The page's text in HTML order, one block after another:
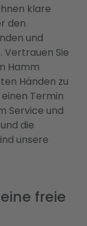
klare
den
und
Sie
Hamm
Händen zu
Termin
Service und
die
unsere
freie